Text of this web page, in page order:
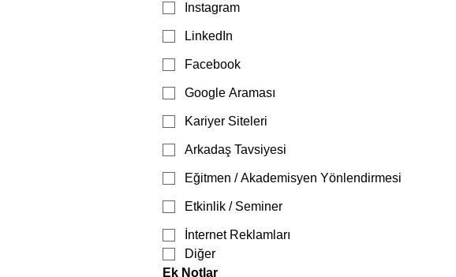
Instagram
LinkedIn
Facebook
Google Araması
Kariyer Siteleri
Arkadaş Tavsiyesi
Eğitmen / Akademisyen Yönlendirmesi
Etkinlik / Seminer
İnternet Reklamları
Diğer
Ek Notlar